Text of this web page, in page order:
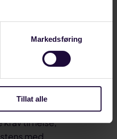
Markedsføring
Tillat alle
viktig.
lisenser
knyttet til
over
til helse,
med